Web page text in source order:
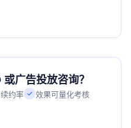
广告投放咨询？
约率 效果可量化考核